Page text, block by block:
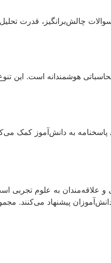
چالش‌برانگیز، قدرت
هوشمندانه است. این تنوع
به دانش‌آموز کمک
و علاقه‌مندان به علوم تجربی
پیشنهاد می‌کنند.